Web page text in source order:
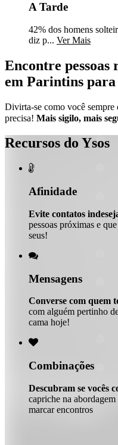
A Tarde
42% dos homens
diz p... Ver Mais
Encontre pessoas
em Parintins para
Divirta-se como você
precisa! Mais sigilo, mais
Recursos do Ysos

Afinidade
Evite contatos
pessoas próximas e
seus!

Mensagens
Converse com quem
com alguém pertinho
cama hoje!

Combinações
Descubram se vocês
capriche na
marcar encontros